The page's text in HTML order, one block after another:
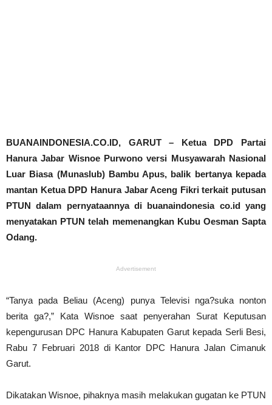
BUANAINDONESIA.CO.ID, GARUT – Ketua DPD Partai
Hanura Jabar Wisnoe Purwono versi Musyawarah Nasional
Luar Biasa (Munaslub) Bambu Apus, balik bertanya kepada
mantan Ketua DPD Hanura Jabar Aceng Fikri terkait putusan
PTUN dalam pernyataannya di buanaindonesia co.id yang
menyatakan PTUN telah memenangkan Kubu Oesman Sapta
Odang.
Advertisement
“Tanya pada Beliau (Aceng) punya Televisi nga?suka nonton
berita ga?,” Kata Wisnoe saat penyerahan Surat Keputusan
kepengurusan DPC Hanura Kabupaten Garut kepada Serli Besi,
Rabu 7 Februari 2018 di Kantor DPC Hanura Jalan Cimanuk
Garut.
Dikatakan Wisnoe, pihaknya masih melakukan gugatan ke PTUN